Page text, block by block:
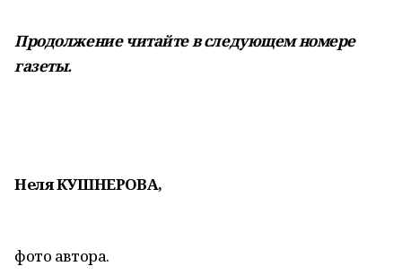
Продолжение читайте в следующем номере
газеты.
Неля КУШНЕРОВА,
фото автора.